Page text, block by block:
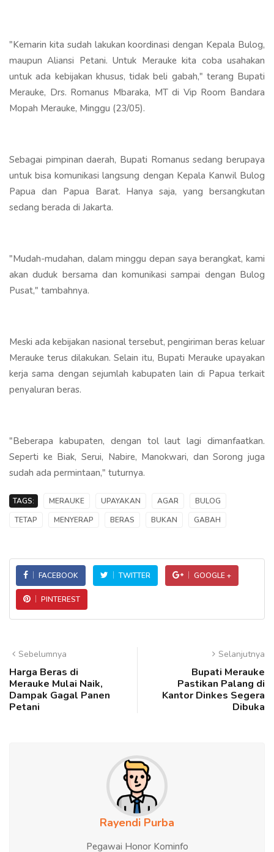
"Kemarin kita sudah lakukan koordinasi dengan Kepala Bulog,
maupun Aliansi Petani. Untuk Merauke kita coba usahakan
untuk ada kebijakan khusus, tidak beli gabah," terang Bupati
Merauke, Drs. Romanus Mbaraka, MT di Vip Room Bandara
Mopah Merauke, Minggu (23/05).
Sebagai pimpinan daerah, Bupati Romanus sedang berupaya
untuk bisa komunikasi langsung dengan Kepala Kanwil Bulog
Papua dan Papua Barat. Hanya saja, yang bersangkutan
sedang berada di Jakarta.
"Mudah-mudahan, dalam minggu depan saya berangkat, kami
akan duduk bersama dan komunikasi sampai dengan Bulog
Pusat," tambahnya.
Meski ada kebijakan nasional tersebut, pengiriman beras keluar
Merauke terus dilakukan. Selain itu, Bupati Merauke upayakan
kerja sama dengan sejumlah kabupaten lain di Papua terkait
penyaluran beras.
"Beberapa kabupaten, dengan tol laut lagi dimanfaatkan.
Seperti ke Biak, Serui, Nabire, Manokwari, dan Sorong juga
sudah ada permintaan," tuturnya.
TAGS: MERAUKE UPAYAKAN AGAR
BULOG
TETAP
MENYERAP BERAS BUKAN GABAH
FACEBOOK TWITTER GOOGLE +
PINTEREST
Sebelumnya
Harga Beras di
Merauke Mulai Naik,
Dampak Gagal Panen
Petani
Selanjutnya
Bupati Merauke
Pastikan Palang di
Kantor Dinkes Segera
Dibuka
Rayendi Purba
Pegawai Honor Kominfo